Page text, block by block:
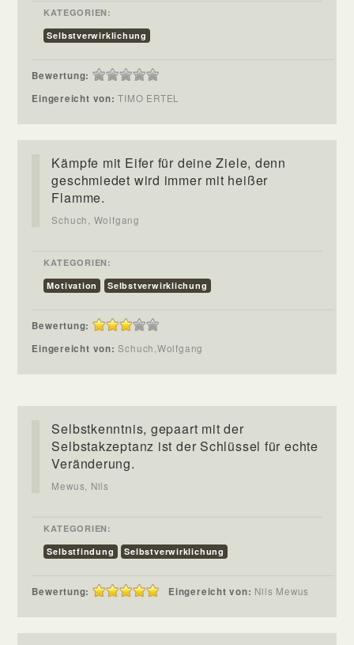
KATEGORIEN:
Selbstverwirklichung
Bewertung:
Eingereicht von:TIMO ERTEL
Kämpfe mit Eifer für deine Ziele, denn
geschmiedet wird immer mit heißer
Flamme.
Schuch, Wolfgang
KATEGORIEN:
Motivation
Selbstverwirklichung
Bewertung:
Eingereicht von:Schuch,Wolfgang
Selbstkenntnis, gepaart mit der
Selbstakzeptanz ist der Schlüssel für echte
Veränderung.
Mewus, Nils
KATEGORIEN:
Selbstfindung
Selbstverwirklichung
Bewertung: Eingereicht von: Nils Mewus